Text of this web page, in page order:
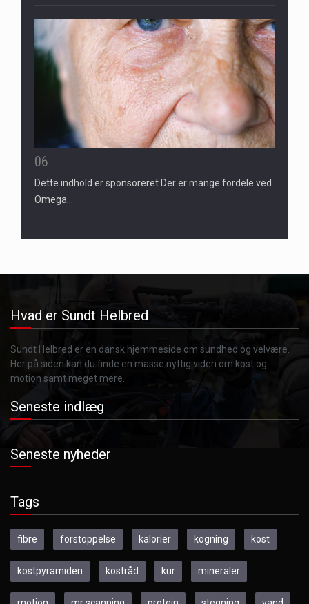
06
Dette indhold er sponsoreret Der er mange fordele ved
Omega…
Hvad er Sundt Helbred
Sundt Helbred er en dansk hjemmeside om sundhed og velvære.
Her på siden kan du finde en masse nyttig viden om kost og
motion samt meget mere.
Seneste indlæg
Seneste nyheder
Tags
fibre forstoppelse kalorier kogning kost
kostpyramiden kostråd kur mineraler